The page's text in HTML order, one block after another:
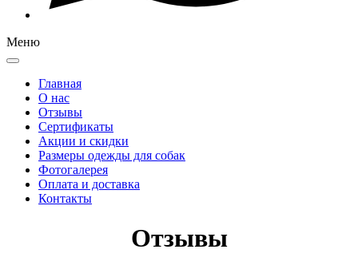
Меню
Главная
О нас
Отзывы
Сертификаты
Акции и скидки
Размеры одежды для собак
Фотогалерея
Оплата и доставка
Контакты
Отзывы